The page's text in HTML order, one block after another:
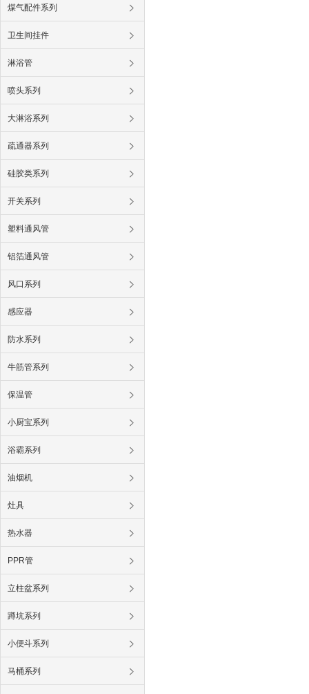
煤气配件系列
卫生间挂件
淋浴管
喷头系列
大淋浴系列
疏通器系列
硅胶类系列
开关系列
塑料通风管
铝箔通风管
风口系列
感应器
防水系列
牛筋管系列
保温管
小厨宝系列
浴霸系列
油烟机
灶具
热水器
PPR管
立柱盆系列
蹲坑系列
小便斗系列
马桶系列